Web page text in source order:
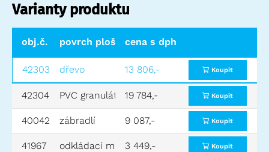
Varianty produktu
obj.č. povrch plošinycena s dph
42303 dřevo 13 806,- Koupit
42304 PVC granulát R1319 784,- Koupit
40042 zábradlí 9 087,- Koupit
41967 odkládací miska (pouze v kombinaci se
3 449,- Koupit